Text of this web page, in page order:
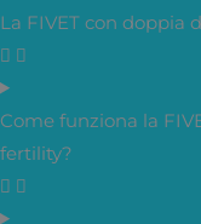
La FIVET con doppia
Come funziona la
fertility?